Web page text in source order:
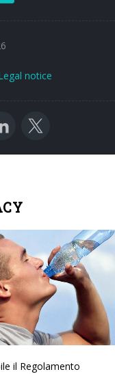
notice
il Regolamento